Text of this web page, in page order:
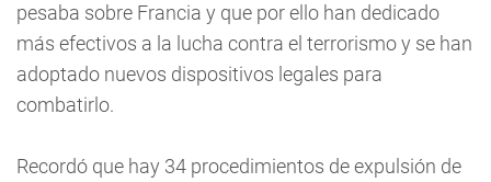
pesaba sobre Francia y que por ello han dedicado
más efectivos a la lucha contra el terrorismo y se han
adoptado nuevos dispositivos legales para
combatirlo.
Recordó que hay 34 procedimientos de expulsión de